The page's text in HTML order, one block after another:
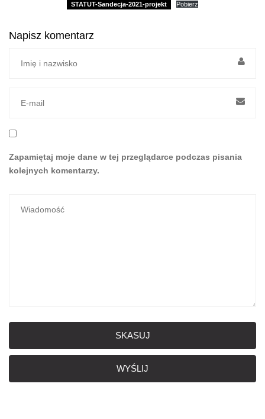
STATUT-Sandecja-2021-projekt Pobierz
Napisz komentarz
Zapamiętaj moje dane w tej przeglądarce podczas pisania
kolejnych komentarzy.
SKASUJ
WYŚLIJ